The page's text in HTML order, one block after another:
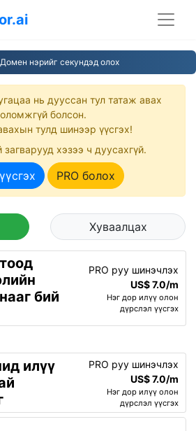
Домен нэрийг секундэд олох
нь дууссан тул татаж авах
болсон.
тулд шинээр үүсгэх!
загварууд хэзээ ч дуусахгүй.
PRO болох
Хуваалцах
бий
PRO руу шинэчлэх
US$ 7.0/m
Нэг дор илүү олон
дүрслэл үүсгэх
илүү
PRO руу шинэчлэх
US$ 7.0/m
Нэг дор илүү олон
дүрслэл үүсгэх